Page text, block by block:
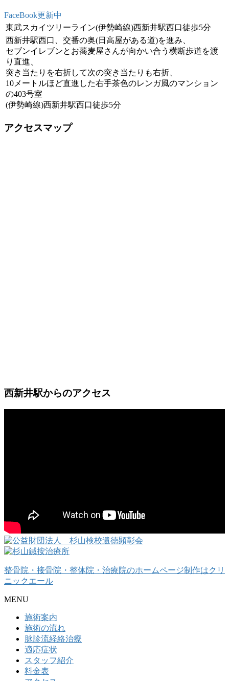
FaceBook更新中
東武スカイツリーライン(伊勢崎線)西新井駅西口徒歩5分
西新井駅西口、交番の奥(日高屋がある道)を進み、
セブンイレブンとお蕎麦屋さんが向かい合う横断歩道を渡
り直進、
突き当たりを右折して次の突き当たりも右折、
10メートルほど直進した右手茶色のレンガ風のマンション
の403号室
(伊勢崎線)西新井駅西口徒歩5分
アクセスマップ
西新井駅からのアクセス
整骨院・接骨院・整体院・治療院のホームページ制作はクリ
ニックエール
MENU
施術案内
施術の流れ
脉診流経絡治療
適応症状
スタッフ紹介
料金表